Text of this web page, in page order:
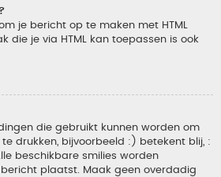
je bericht op te maken met HTML
die je via HTML kan toepassen is ook
die gebruikt kunnen worden om
drukken, bijvoorbeeld :) betekent blij, :
beschikbare smilies worden
plaatst. Maak geen overdadig